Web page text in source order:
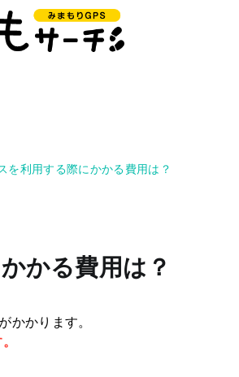
を利用する際にかかる費用は？
かる費用は？
かかります。